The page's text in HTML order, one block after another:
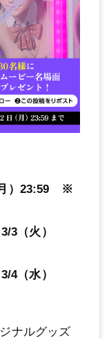
月）23:59 ※
3（火）
4（水）
ナルグッズ